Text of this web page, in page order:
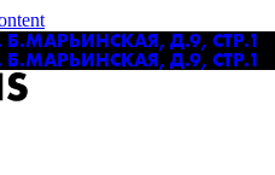
Д.9, СТР.1
Д.9, СТР.1